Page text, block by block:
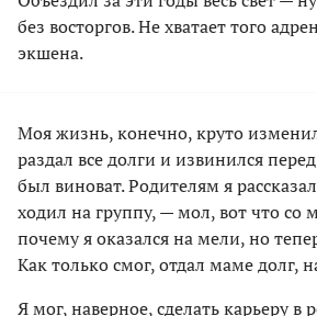
без восторгов. Не хватает того
экшена.
Моя жизнь, конечно, круто
раздал все долги и извинился
был виноват. Родителям я
ходил на группу, — мол, вот что со
почему я оказался на мели, но
Как только смог, отдал маме долг,
Я мог, наверное, сделать карьеру в